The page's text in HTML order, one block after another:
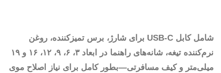
شامل کابل USB‑C برای شارژ، برس تمیزکننده، روغن
نرم‌کننده تیغه، شانه‌های راهنما در ابعاد ۳، ۶، ۹، ۱۲، ۱۶ و ۱۹
میلی‌متر و کیف مسافرتی—بطور کامل برای نیاز اصلاح موی